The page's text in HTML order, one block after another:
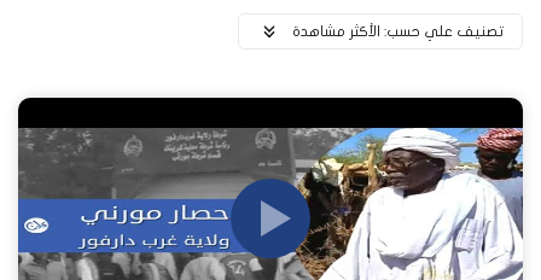
تصنيف علي حسب: اﻷكثر مشاهدة